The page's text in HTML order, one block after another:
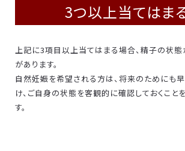
3つ以上当てはま
上記に3項目以上当てはまる場合、精子の状
があります。
自然妊娠を希望される方は、将来のためにも
け、ご自身の状態を客観的に確認しておくこと
す。